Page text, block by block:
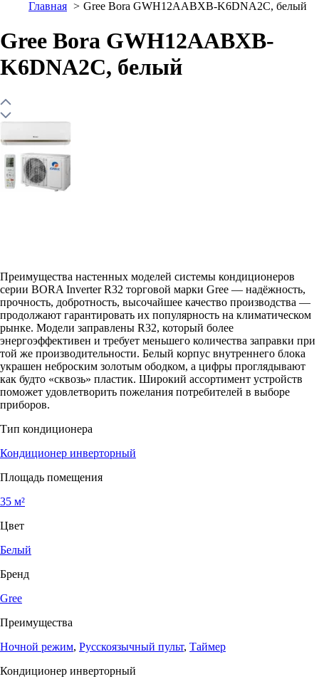
Главная
Gree Bora GWH12AABXB-K6DNA2C, белый
Gree Bora GWH12AABXB-
K6DNA2C, белый
Преимущества настенных моделей системы кондиционеров
серии BORA Inverter R32 торговой марки Gree — надёжность,
прочность, добротность, высочайшее качество производства —
продолжают гарантировать их популярность на климатическом
рынке. Модели заправлены R32, который более
энергоэффективен и требует меньшего количества заправки при
той же производительности. Белый корпус внутреннего блока
украшен неброским золотым ободком, а цифры проглядывают
как будто «сквозь» пластик. Широкий ассортимент устройств
поможет удовлетворить пожелания потребителей в выборе
приборов.
Тип кондиционера
Кондиционер инверторный
Площадь помещения
35 м²
Цвет
Белый
Бренд
Gree
Преимущества
Ночной режим, Русскоязычный пульт, Таймер
Кондиционер инверторный